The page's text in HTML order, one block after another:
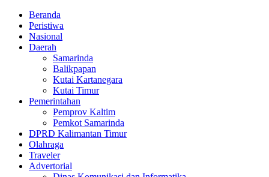
Beranda
Peristiwa
Nasional
Daerah
Samarinda
Balikpapan
Kutai Kartanegara
Kutai Timur
Pemerintahan
Pemprov Kaltim
Pemkot Samarinda
DPRD Kalimantan Timur
Olahraga
Traveler
Advertorial